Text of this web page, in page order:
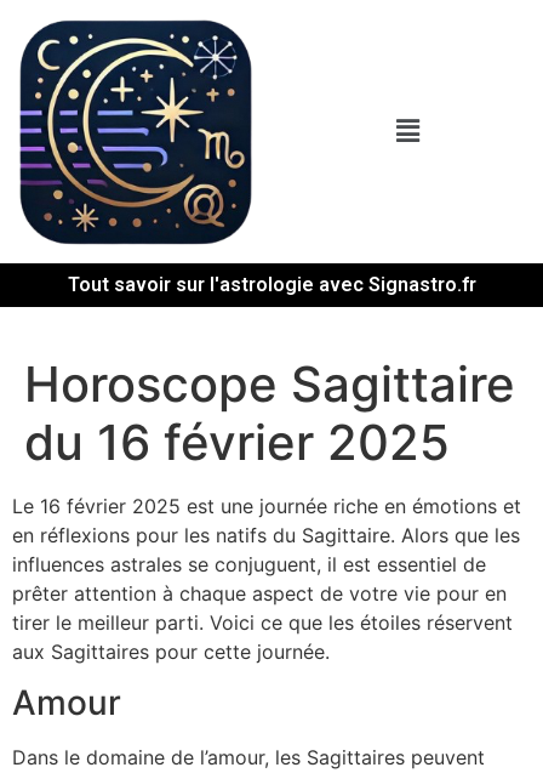
Tout savoir sur l'astrologie avec Signastro.fr
Horoscope Sagittaire
du 16 février 2025
Le 16 février 2025 est une journée riche en émotions et
en réflexions pour les natifs du Sagittaire. Alors que les
influences astrales se conjuguent, il est essentiel de
prêter attention à chaque aspect de votre vie pour en
tirer le meilleur parti. Voici ce que les étoiles réservent
aux Sagittaires pour cette journée.
Amour
Dans le domaine de l’amour, les Sagittaires peuvent